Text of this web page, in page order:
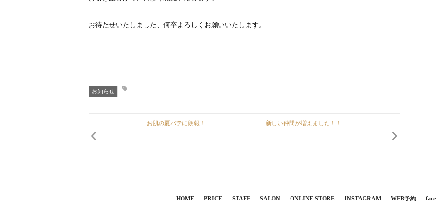
お待たせいたしました、何卒よろしくお願いいたします。
お知らせ
お肌の夏バテに朗報！ 新しい仲間が増えました！！
HOME PRICE STAFF SALON ONLINE STORE INSTAGRAM WEB予約